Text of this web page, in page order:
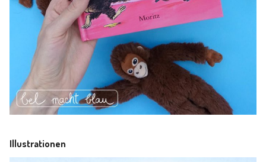
Illustrationen